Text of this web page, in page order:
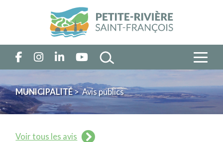
MUNICIPALITÉ> Avis publics
Voir tous les avis